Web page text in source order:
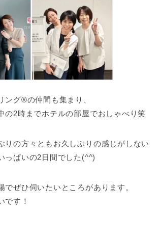
ング®の仲間も集まり、
の2時までホテルの部屋でおしゃべり笑
りの方々ともお久しぶりの感じがしない
っぱいの2日間でした(^^)
ぜひ伺いたいところがあります。
です！